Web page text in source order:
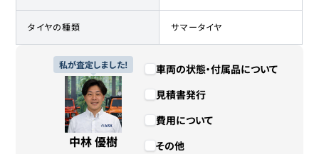
タイヤの種類 サマータイヤ
私が査定しました!
中林 優樹
車両の状態・付属品について
見積書発行
費用について
その他